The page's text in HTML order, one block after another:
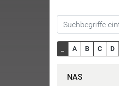
A B C D
NAS